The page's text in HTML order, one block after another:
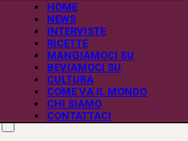
HOME
NEWS
INTERVISTE
RICETTE
MANGIAMOCI SU
BEVIAMOCI SU
CULTURA
COME VA IL MONDO
CHI SIAMO
CONTATTACI